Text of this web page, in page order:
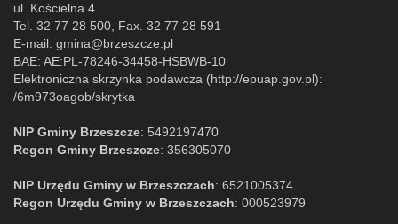
ul. Kościelna 4
Tel. 32 77 28 500, Fax. 32 77 28 591
E-mail: gmina@brzeszcze.pl
BAE: AE:PL-78246-34458-HSBWB-10
Elektroniczna skrzynka podawcza (http://epuap.gov.pl):
/6m973oagob/skrytka
NIP Gminy Brzeszcze: 5492197470
Regon Gminy Brzeszcze: 356305070
NIP Urzędu Gminy w Brzeszczach: 6521005374
Regon Urzędu Gminy w Brzeszczach: 000523979